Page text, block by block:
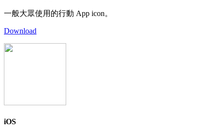
一般大眾使用的行動 App icon。
Download
iOS